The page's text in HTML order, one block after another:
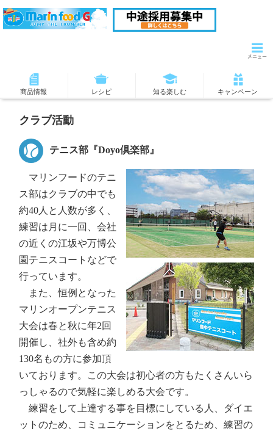
商品情報 レシピ 知る楽しむ キャンペーン
クラブ活動
テニス部『Doyo倶楽部』
マリンフードのテニ
ス部はクラブの中でも
約40人と人数が多く、
練習は月に一回、会社
の近くの江坂や万博公
園テニスコートなどで
行っています。
また、恒例となった
マリンオープンテニス
大会は春と秋に年2回
開催し、社外も含め約
130名もの方に参加頂
いております。この大会は初心者の方もたくさんいら
っしゃるので気軽に楽しめる大会です。
練習をして上達する事を目標にしている人、ダイエ
ットのため、コミュニケーションをとるため、練習の